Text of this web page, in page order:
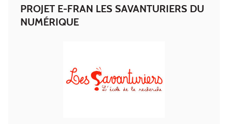
PROJET E-FRAN LES SAVANTURIERS DU
NUMÉRIQUE